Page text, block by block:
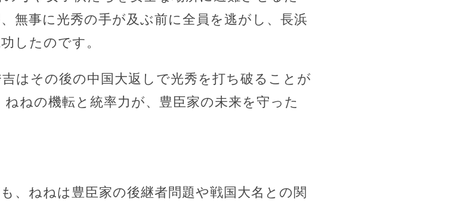
無事に光秀の手が及ぶ前に全員を逃がし、長浜
したのです。
はその後の中国大返しで光秀を打ち破ることが
ねの機転と統率力が、豊臣家の未来を守った
、ねねは豊臣家の後継者問題や戦国大名との関